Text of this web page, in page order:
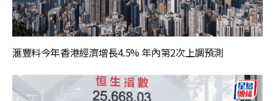
滙豐料今年香港經濟增長4.5% 年內第2次上調預測